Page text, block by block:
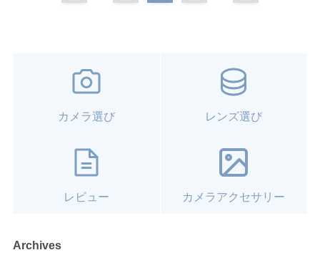
カメラ選び レンズ選び
レビュー カメラアクセサリー
Archives